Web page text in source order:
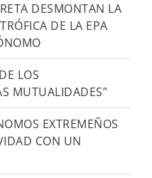
DESMONTAN LA
DE LA EPA
LOS
MUTUALIDADES”
EXTREMEÑOS
CON UN